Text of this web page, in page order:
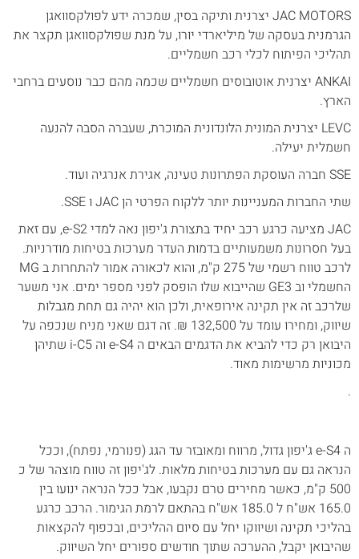
JAC MOTORS יצרנית ותיקה בסין, שמכרה ידע לפולקסוואגן
הגרמנית בעסקה של מיליארדי יורו, על מנת שפולקסוואגן תקצר את
תהליכי הפיתוח לכלי רכב חשמליים.
ANKAI יצרנית אוטובוסים חשמליים שכמה מהם כבר נוסעים ברחבי
הארץ.
LEVC יצרנית המונית הלונדונית המוכרת, שעברה הסבה להנעה
חשמלית יעילה.
SSE חברה העוסקת הפתרונות טעינה, אגירת אנרגיה ועוד.
שתי החברות המעניינות יותר ללקוח הפרטי הן JAC ו SSE.
JAC מציעה כרגע רכב יחיד בתצורת ג'יפון נאה למדי e-S2, עם זאת
בעל חסרונות משמעותיים בדמות העדר מערכות בטיחות מודרניות.
לרכב טווח רשמי של 275 ק"מ, והוא לכאורה אמור להתחרות ב MG
החשמלי וב GE3 שהייבוא שלו הופסק לפני מספר ימים. אני משער
שלרכב זה אין תקינה אירופאית, ולכן הוא יהיה גם תחת מגבלות
שיווק, ומחירו עומד על 132,500 ₪. זה דגם שאני מניח שנכפה על
היבואן רק כדי להביא את הדגמים הבאים ה e-S4 וה i-C5 שתיהן
מכוניות מרשימות מאוד.
.
ה e-S4 ג'יפון גדול, מרווח ומאובזר עד הגג (פנורמי, נפתח), וככל
הנראה גם עם מערכות בטיחות מלאות. לג'יפון זה טווח מוצהר של כ
500 ק"מ, כאשר מחירים טרם נקבעו, אבל ככל הנראה ינועו בין
165.0 אש"ח ל 185.0 אש"ח בהתאם לרמת הגימור. הרכב כרגע
בהליכי תקינה ושיווקו יחל עם סיום ההליכים, ובכפוף להקצאות
שהיבואן יקבל, ההערכה שתוך חודשים ספורים יחל השיווק.